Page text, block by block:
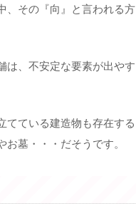
、その『向』と言われる方
は、不安定な要素が出やす
てている建造物も存在する
墓・・・だそうです。